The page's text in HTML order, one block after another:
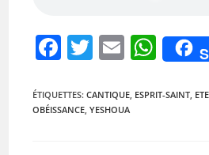
F
c
e
T
itt
er
E
ai
l
W
h
at
ÉTIQUETTES:CANTIQUE ESPRIT-SAINT
OBÉISSANCE YESHOUA